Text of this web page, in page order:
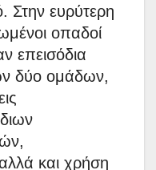
Στην ευρύτερη
οπαδοί
επεισόδια
δύο ομάδων,
και χρήση